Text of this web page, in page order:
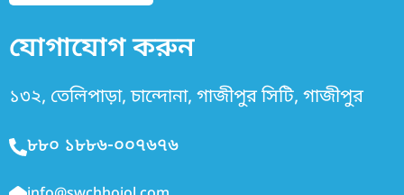
যোগাযোগ করুন
১৩২, তেলিপাড়া, চান্দোনা, গাজীপুর সিটি, গাজীপুর
৮৮০ ১৮৮৬-০০৭৬৭৬